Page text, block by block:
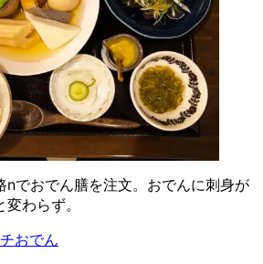
nでおでん膳を注文。おでんに刺身が
わらず。